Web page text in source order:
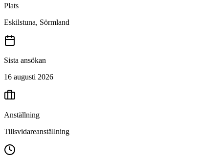
Plats
Eskilstuna, Sörmland
Sista ansökan
16 augusti 2026
Anställning
Tillsvidareanställning